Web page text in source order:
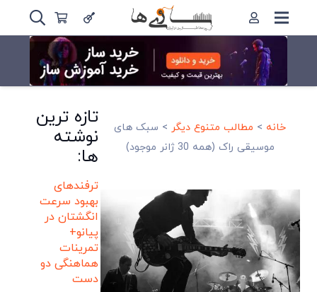
خانه > مطالب متنوع دیگر> سبک های
موسیقی راک (همه 30 ژانر موجود)
تازه ترین
نوشته
ها:
ترفندهای
بهبود سرعت
انگشتان در
پیانو+
تمرینات
هماهنگی دو
دست